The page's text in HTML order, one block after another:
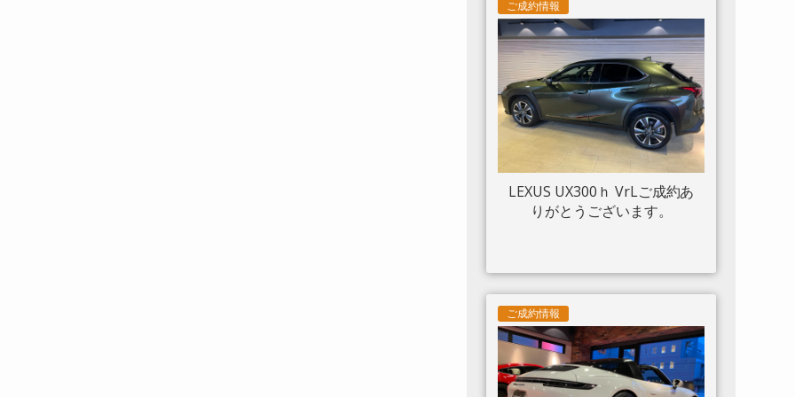
ボンサイドエアスプリッター
カーボンエンジンルーム パッ
センジャーディスプレイ アダ
プティブヘッドライトシステ
ム 入庫しました。
ご成約情報
LEXUS UX300ｈ VrLご成約あ
りがとうございます。
ご成約情報